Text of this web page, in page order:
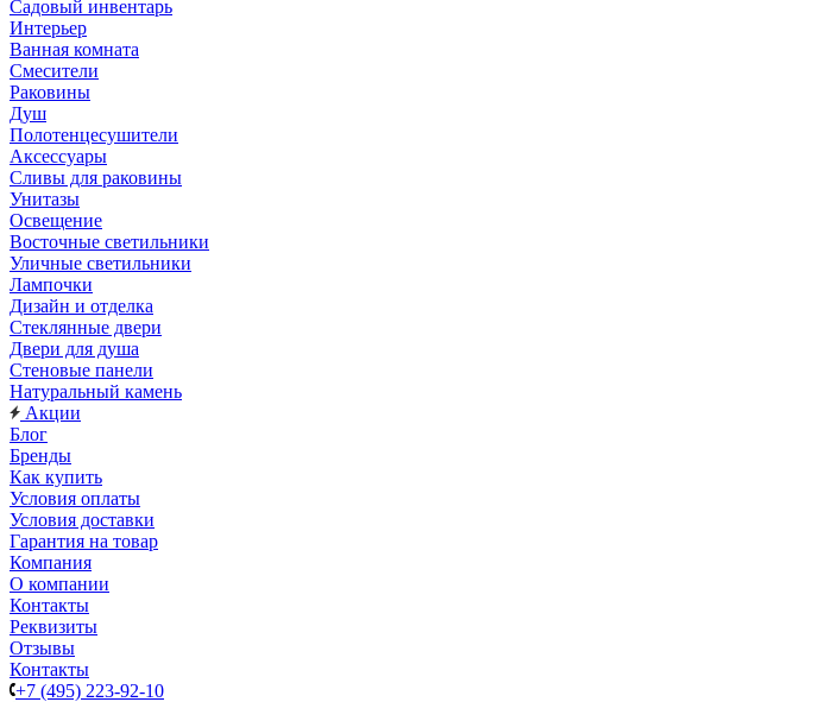
Садовый инвентарь
Интерьер
Ванная комната
Смесители
Раковины
Душ
Полотенцесушители
Аксессуары
Сливы для раковины
Унитазы
Освещение
Восточные светильники
Уличные светильники
Лампочки
Дизайн и отделка
Стеклянные двери
Двери для душа
Стеновые панели
Натуральный камень
Акции
Блог
Бренды
Как купить
Условия оплаты
Условия доставки
Гарантия на товар
Компания
О компании
Контакты
Реквизиты
Отзывы
Контакты
+7 (495) 223-92-10